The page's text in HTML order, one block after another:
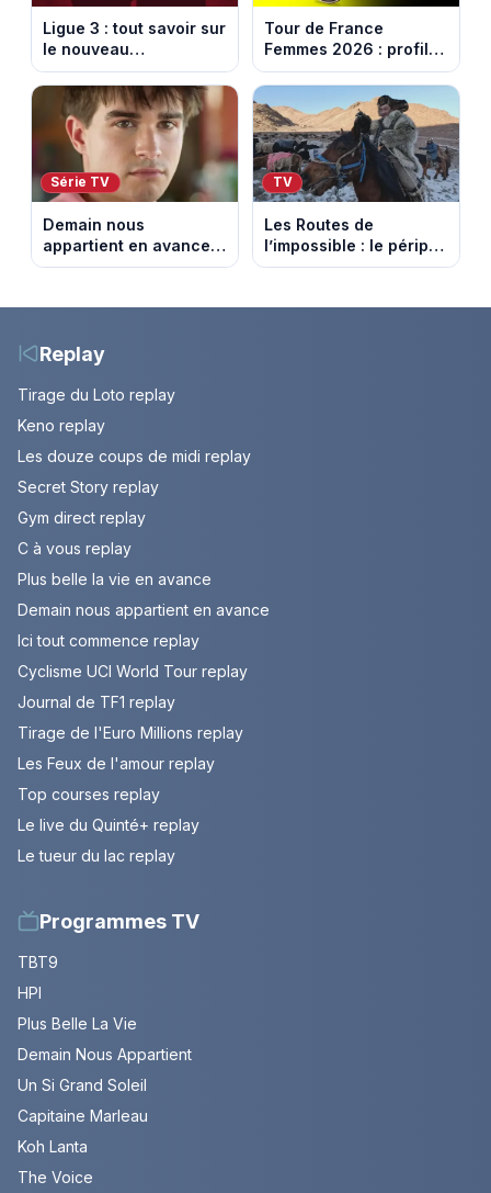
Ligue 3 : tout savoir sur
le nouveau
championnat qui
succède au National
Tour de France
Femmes 2026 : profil
et horaires de la 7e
étape entre La Voulte-
sur-Rhône et le Mont
Ventoux
Série TV
Demain nous
appartient en avance:
Samuel perd le
août 2026.
TV
Les Routes de
l’impossible : le périple
glacial d’une famille
Replay
Tirage du Loto replay
Keno replay
Les douze coups de midi replay
Secret Story replay
Gym direct replay
C à vous replay
Plus belle la vie en avance
Demain nous appartient en avance
Ici tout commence replay
Cyclisme UCI World Tour replay
Journal de TF1 replay
Tirage de l'Euro Millions replay
Les Feux de l'amour replay
Top courses replay
Le live du Quinté+ replay
Le tueur du lac replay
Programmes TV
TBT9
HPI
Plus Belle La Vie
Demain Nous Appartient
Un Si Grand Soleil
Capitaine Marleau
Koh Lanta
The Voice